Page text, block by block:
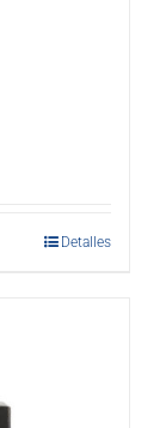
Detalles